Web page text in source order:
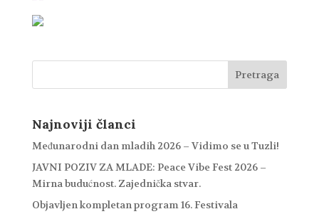
Najnoviji članci
Međunarodni dan mladih 2026 – Vidimo se u Tuzli!
JAVNI POZIV ZA MLADE: Peace Vibe Fest 2026 –
Mirna budućnost. Zajednička stvar.
Objavljen kompletan program 16. Festivala